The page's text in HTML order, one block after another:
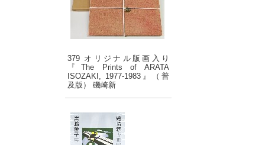
379 オリジナル版画入り
『The Prints of ARATA
ISOZAKI, 1977-1983』（普
及版） 磯崎新